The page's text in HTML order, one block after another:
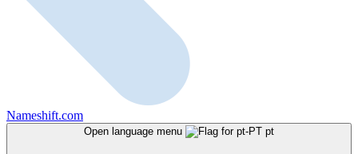
Nameshift.com
Open language menu pt